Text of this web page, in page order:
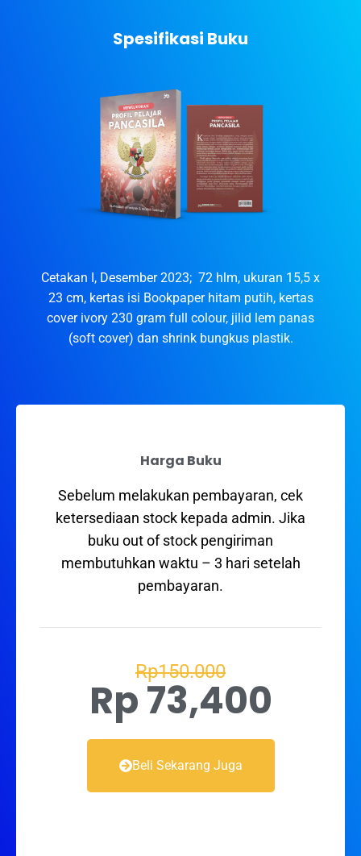
Spesifikasi Buku
Cetakan I, Desember 2023; 72 hlm, ukuran 15,5 x
23 cm, kertas isi Bookpaper hitam putih, kertas
cover ivory 230 gram full colour, jilid lem panas
(soft cover) dan shrink bungkus plastik.
Harga Buku
Sebelum melakukan pembayaran, cek
ketersediaan stock kepada admin. Jika
buku out of stock pengiriman
membutuhkan waktu – 3 hari setelah
pembayaran.
Rp150.000
Rp 73,400
Beli Sekarang Juga